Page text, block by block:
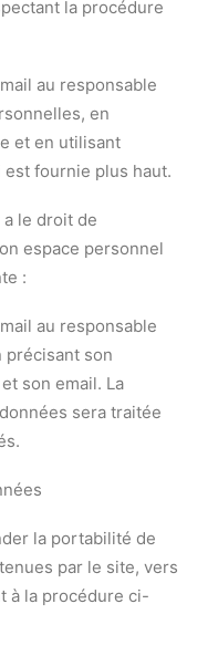
la procédure
au responsable
en
et en utilisant
est fournie plus haut.
a le droit de
espace personnel
:
au responsable
précisant son
son email. La
sera traitée
la portabilité de
par le site, vers
à la procédure ci-